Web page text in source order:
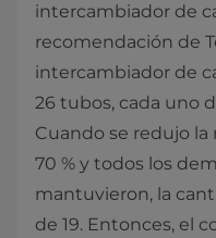
intercambiador de
recomendación de
intercambiador de
26 tubos, cada uno
Cuando se redujo
70 % y todos los
mantuvieron, la
de 19. Entonces, el